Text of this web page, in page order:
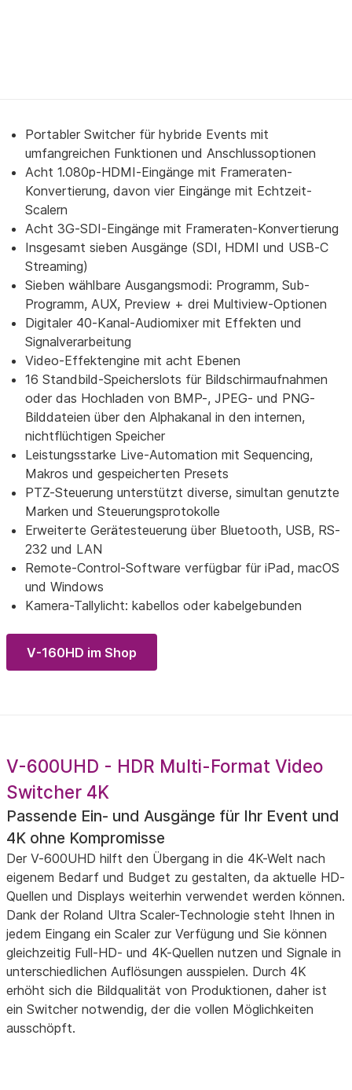
Portabler Switcher für hybride Events mit
umfangreichen Funktionen und Anschlussoptionen
Acht 1.080p-HDMI-Eingänge mit Frameraten-
Konvertierung, davon vier Eingänge mit Echtzeit-
Scalern
Acht 3G-SDI-Eingänge mit Frameraten-Konvertierung
Insgesamt sieben Ausgänge (SDI, HDMI und USB-C
Streaming)
Sieben wählbare Ausgangsmodi: Programm, Sub-
Programm, AUX, Preview + drei Multiview-Optionen
Digitaler 40-Kanal-Audiomixer mit Effekten und
Signalverarbeitung
Video-Effektengine mit acht Ebenen
16 Standbild-Speicherslots für Bildschirmaufnahmen
oder das Hochladen von BMP-, JPEG- und PNG-
Bilddateien über den Alphakanal in den internen,
nichtflüchtigen Speicher
Leistungsstarke Live-Automation mit Sequencing,
Makros und gespeicherten Presets
PTZ-Steuerung unterstützt diverse, simultan genutzte
Marken und Steuerungsprotokolle
Erweiterte Gerätesteuerung über Bluetooth, USB, RS-
232 und LAN
Remote-Control-Software verfügbar für iPad, macOS
und Windows
Kamera-Tallylicht: kabellos oder kabelgebunden
V-160HD im Shop
V-600UHD - HDR Multi-Format Video
Switcher 4K
Passende Ein- und Ausgänge für Ihr Event und
4K ohne Kompromisse
Der V-600UHD hilft den Übergang in die 4K-Welt nach
eigenem Bedarf und Budget zu gestalten, da aktuelle HD-
Quellen und Displays weiterhin verwendet werden können.
Dank der Roland Ultra Scaler-Technologie steht Ihnen in
jedem Eingang ein Scaler zur Verfügung und Sie können
gleichzeitig Full-HD- und 4K-Quellen nutzen und Signale in
unterschiedlichen Auflösungen ausspielen. Durch 4K
erhöht sich die Bildqualität von Produktionen, daher ist
ein Switcher notwendig, der die vollen Möglichkeiten
ausschöpft.